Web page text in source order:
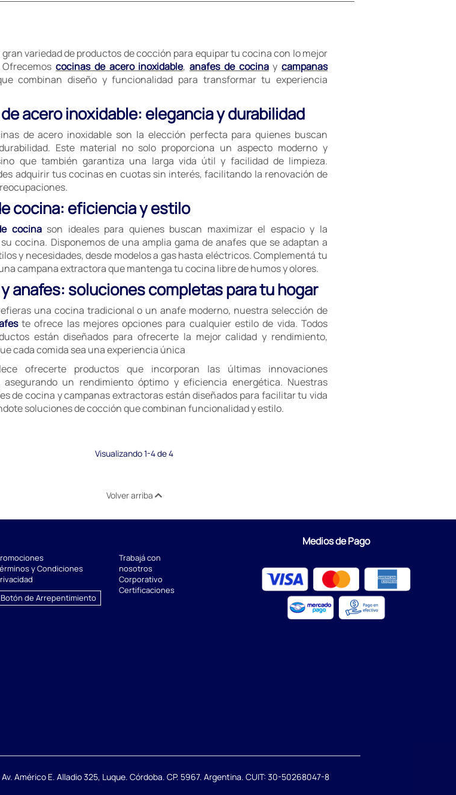
variedad de productos de cocción para equipar tu cocina con lo mejor
Ofrecemoscocinas de acero inoxidable,anafes de cocinaycampanas
combinan diseño y funcionalidad para transformar tu experiencia
acero inoxidable: elegancia y durabilidad
de acero inoxidable son la elección perfecta para quienes buscan
Este material no solo proporciona un aspecto moderno y
que también garantiza una larga vida útil y facilidad de limpieza.
adquirir tus cocinas en cuotas sin interés, facilitando la renovación de
cocina: eficiencia y estilo
cocinason ideales para quienes buscan maximizar el espacio y la
cocina. Disponemos de una amplia gama de anafes que se adaptan a
y necesidades, desde modelos a gas hasta eléctricos. Complementá tu
campana extractora que mantenga tu cocina libre de humos y olores.
anafes: soluciones completas para tu hogar
una cocina tradicional o un anafe moderno, nuestra selección de
te ofrece las mejores opciones para cualquier estilo de vida. Todos
están diseñados para ofrecerte la mejor calidad y rendimiento,
cada comida sea una experiencia única
ofrecerte productos que incorporan las últimas innovaciones
asegurando un rendimiento óptimo y eficiencia energética. Nuestras
de cocina y campanas extractoras están diseñados para facilitar tu vida
soluciones de cocción que combinan funcionalidad y estilo.
Visualizando 1-4 de 4
Volver arriba
y Condiciones
Botón de Arrepentimiento
Trabajá con
nosotros
Corporativo
Certificaciones
Medios de Pago
Av. Américo E. Alladio 325, Luque. Córdoba. CP. 5967. Argentina. CUIT: 30-50268047-8